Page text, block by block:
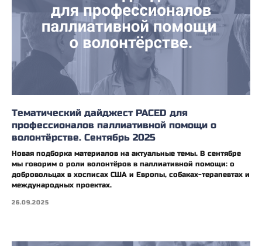
Тематический дайджест PACED для
профессионалов паллиативной помощи о
волонтёрстве. Сентябрь 2025
Новая подборка материалов на актуальные темы. В сентябре
мы говорим о роли волонтёров в паллиативной помощи: о
добровольцах в хосписах США и Европы, собаках-терапевтах и
международных проектах.
26.09.2025